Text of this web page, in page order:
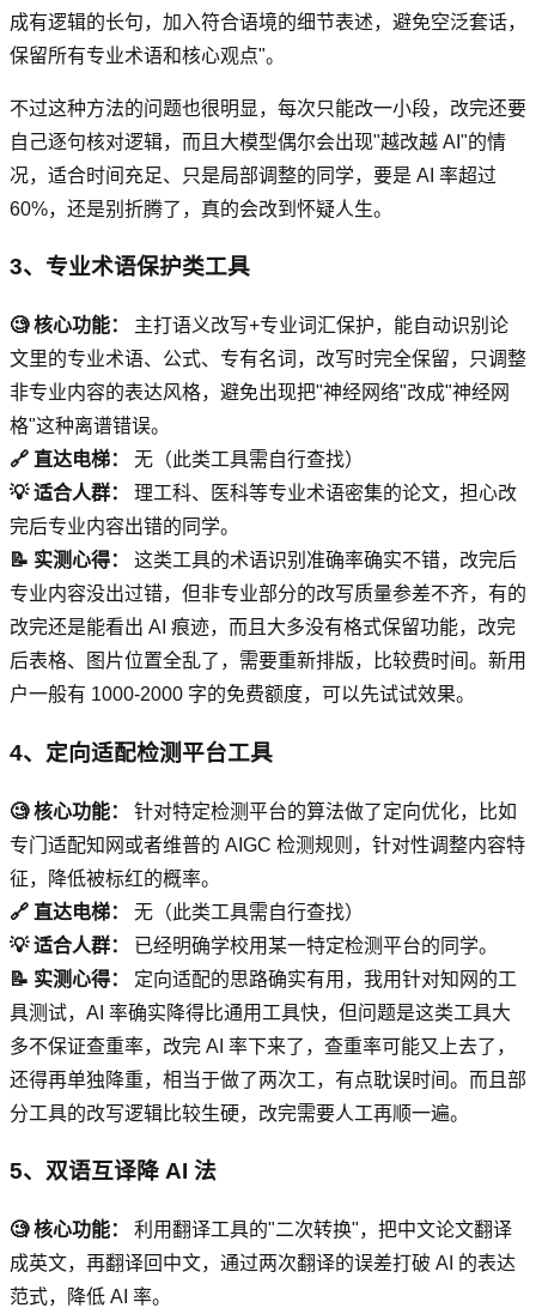
成有逻辑的长句，加入符合语境的细节表述，避免空泛套话，
保留所有专业术语和核心观点"。
不过这种方法的问题也很明显，每次只能改一小段，改完还要
自己逐句核对逻辑，而且大模型偶尔会出现"越改越 AI"的情
况，适合时间充足、只是局部调整的同学，要是 AI 率超过
60%，还是别折腾了，真的会改到怀疑人生。
3、专业术语保护类工具
🧐 核心功能：
主打语义改写+专业词汇保护，能自动识别论
文里的专业术语、公式、专有名词，改写时完全保留，只调整
非专业内容的表达风格，避免出现把"神经网络"改成"神经网
格"这种离谱错误。
🔗 直达电梯：
无（此类工具需自行查找）
💡 适合人群：
理工科、医科等专业术语密集的论文，担心改
完后专业内容出错的同学。
📝 实测心得：
这类工具的术语识别准确率确实不错，改完后
专业内容没出过错，但非专业部分的改写质量参差不齐，有的
改完还是能看出 AI 痕迹，而且大多没有格式保留功能，改完
后表格、图片位置全乱了，需要重新排版，比较费时间。新用
户一般有 1000-2000 字的免费额度，可以先试试效果。
4、定向适配检测平台工具
🧐 核心功能：
针对特定检测平台的算法做了定向优化，比如
专门适配知网或者维普的 AIGC 检测规则，针对性调整内容特
征，降低被标红的概率。
🔗 直达电梯：
无（此类工具需自行查找）
💡 适合人群：
已经明确学校用某一特定检测平台的同学。
📝 实测心得：
定向适配的思路确实有用，我用针对知网的工
具测试，AI 率确实降得比通用工具快，但问题是这类工具大
多不保证查重率，改完 AI 率下来了，查重率可能又上去了，
还得再单独降重，相当于做了两次工，有点耽误时间。而且部
分工具的改写逻辑比较生硬，改完需要人工再顺一遍。
5、双语互译降 AI 法
🧐 核心功能：
利用翻译工具的"二次转换"，把中文论文翻译
成英文，再翻译回中文，通过两次翻译的误差打破 AI 的表达
范式，降低 AI 率。